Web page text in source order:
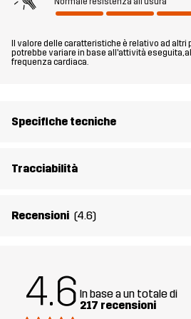
umido, la giacca Arcade 3L
Il modello è alto 174 cm pesa 63 kg e
Peso 293g per una taglia
Il valore delle caratteristiche è relativo ad altri
potrebbe variare in base all'attività eseguita,
frequenza cardiaca.
Specifiche tecniche
Tracciabilità
Recensioni (4.6)
4.6 In base a un totale di
217 recensioni